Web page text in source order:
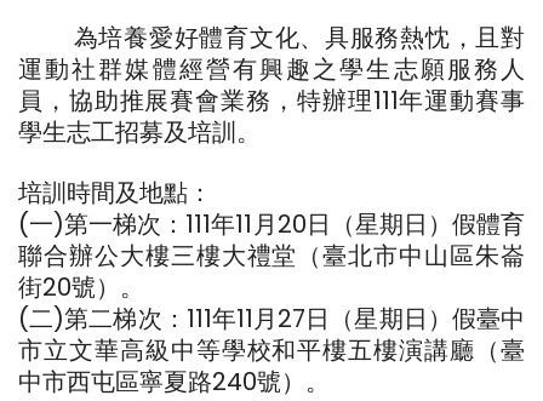
為培養愛好體育文化、具服務熱忱，且對
運動社群媒體經營有興趣之學生志願服務人
員，協助推展賽會業務，特辦理111年運動賽事
學生志工招募及培訓。
培訓時間及地點：
(一)第一梯次：111年11月20日（星期日）假體育
聯合辦公大樓三樓大禮堂（臺北市中山區朱崙
街20號）。
(二)第二梯次：111年11月27日（星期日）假臺中
市立文華高級中等學校和平樓五樓演講廳（臺
中市西屯區寧夏路240號）。